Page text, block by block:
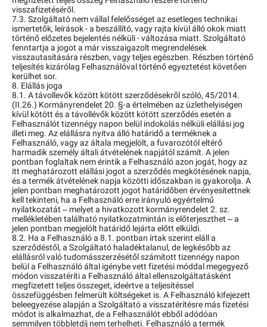
visszafizetéséről.
7.3. Szolgáltató nem vállal felelősséget az esetleges technikai
ismertetők, leírások - a beszállító, vagy rajta kívül álló okok miatt
történő előzetes bejelentés nélküli - változása miatt. Szolgáltató
fenntartja a jogot a már visszaigazolt megrendelések
visszautasítására részben, vagy teljes egészben. Részben történő
teljesítés kizárólag Felhasználóval történő egyeztetést követően
kerülhet sor.
8. Elállás joga
8.1. A távollevők között kötött szerződésekről szóló, 45/2014.
(II.26.) Kormányrendelet 20. §-a értelmében az üzlethelyiségen
kívül kötött és a távollévők között kötött szerződés esetén a
Felhasználót tizennégy napon belül indokolás nélküli elállási jog
illeti meg. Az elállásra nyitva álló határidő a terméknek a
Felhasználó, vagy az általa megjelölt, a fuvarozótól eltérő
harmadik személy általi átvételének napjától számít. A jelen
pontban foglaltak nem érintik a Felhasználó azon jogát, hogy az
itt meghatározott elállási jogot a szerződés megkötésének napja,
és a termék átvételének napja közötti időszakban is gyakorolja. A
jelen pontban meghatározott jogot határidőben érvényesítettnek
kell tekinteni, ha a Felhasználó erre irányuló egyértelmű
nyilatkozatát – melyet a hivatkozott kormányrendelet 2. sz.
mellékletében található nyilatkozatmintán is előterjeszthet – a
jelen pontban megjelölt határidő lejárta előtt elküldi.
8.2. Ha a Felhasználó a 8.1. pontban írtak szerint eláll a
szerződéstől, a Szolgáltató haladéktalanul, de legkésőbb az
elállásról való tudomásszerzésétől számított tizennégy napon
belül a Felhasználó által igénybe vett fizetési móddal megegyező
módon visszatéríti a Felhasználó által ellenszolgáltatásként
megfizetett teljes összeget, ideértve a teljesítéssel
összefüggésben felmerült költségeket is. A Felhasználó kifejezett
beleegyezése alapján a Szolgáltató a visszatérítésre más fizetési
módot is alkalmazhat, de a Felhasználót ebből adódóan
semmilyen többletdíj nem terhelheti. Felhasználó a termék